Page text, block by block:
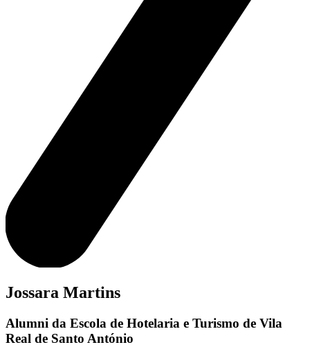
Jossara Martins
Alumni da Escola de Hotelaria e Turismo de Vila
Real de Santo António